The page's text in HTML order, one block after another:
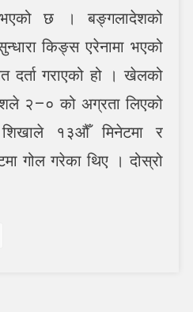
च्याम्पियनसिप
नेपाल
बङ्गलादेशसँग
पराजित
भएको छ । बङ्गलादेशको
किङ्स एरेनामा भएको
दर्ता गराएको हो । खेलको
२–० को अग्रता लिएको
१३औँ मिनेटमा र
गोल गरेका थिए । दोस्रो